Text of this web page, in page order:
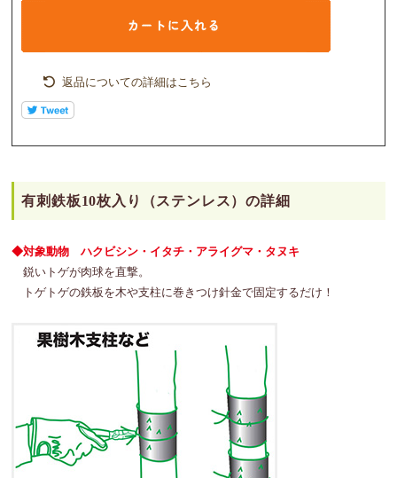
返品についての詳細はこちら
有刺鉄板10枚入り（ステンレス）の詳細
◆対象動物 ハクビシン・イタチ・アライグマ・タヌキ
鋭いトゲが肉球を直撃。
トゲトゲの鉄板を木や支柱に巻きつけ針金で固定するだけ！